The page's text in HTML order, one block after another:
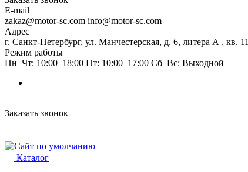
E-mail
zakaz@motor-sc.com info@motor-sc.com
Адрес
г. Санкт-Петербург, ул. Манчестерская, д. 6, литера А , кв. 11
Режим работы
Пн–Чт: 10:00–18:00 Пт: 10:00–17:00 Сб–Вс: Выходной
Заказать звонок
Каталог